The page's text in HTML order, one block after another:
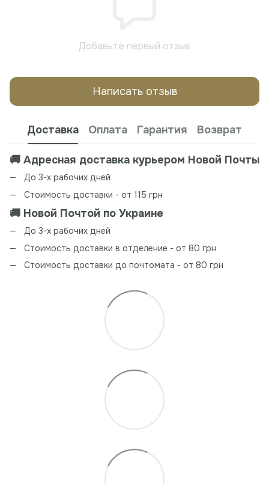
Добавьте первый отзыв
Написать отзыв
Доставка Оплата Гарантия Возврат
🚚 Адресная доставка курьером Новой Почты
До 3-х рабочих дней
Стоимость доставки - от 115 грн
🚚 Новой Почтой по Украине
До 3-х рабочих дней
Стоимость доставки в отделение - от 80 грн
Стоимость доставки до почтомата - от 80 грн